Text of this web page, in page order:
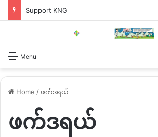
Support KNG
Menu
Home /ဖက်ဒရယ်
ဖက်ဒရယ်